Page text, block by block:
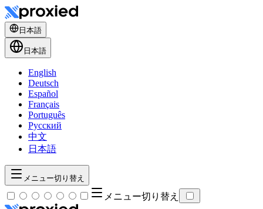
日本語
日本語
English
Deutsch
Español
Français
Português
Русский
中文
日本語
メニュー切り替え
メニュー切り替え